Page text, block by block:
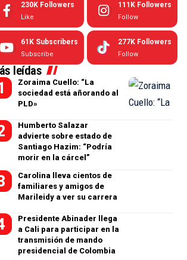
230K Followers
Like
111K Followers
Follow
61K Subscribers
Subscribe
277K Followers
Follow
leídas
Zoraima Cuello: “La
sociedad está añorando al
PLD»
Humberto Salazar
advierte sobre estado de
Santiago Hazim: “Podría
morir en la cárcel”
Carolina lleva cientos de
familiares y amigos de
Marileidy a ver su carrera
Presidente Abinader llega
a Cali para participar en la
transmisión de mando
presidencial de Colombia